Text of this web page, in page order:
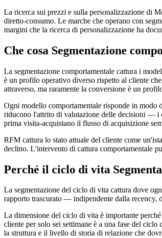
La ricerca sui prezzi e sulla personalizzazione di
diretto-consumo. Le marche che operano con
margini che la ricerca di personalizzazione ha
Che cosa Segmentazione
La segmentazione comportamentale cattura i
è un profilo operativo diverso rispetto al cliente
attraverso, ma raramente la conversione è un
Ogni modello comportamentale risponde in modo
riducono l'attrito di valutazione delle decisioni — i
prima visita-acquistano il flusso di acquisizione
RFM cattura lo stato attuale del cliente come
declino. L'intervento di cattura comportamentale
Perché il ciclo di vita
La segmentazione del ciclo di vita cattura dove
rapporto trascurato — indipendente dalla recency,
La dimensione del ciclo di vita è importante
cliente per solo sei settimane è a una fase del
la struttura e il livello di storia di relazione che